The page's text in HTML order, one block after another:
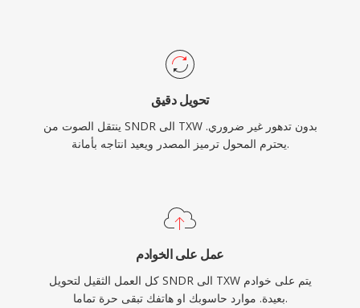
تحويل دقيق
ينتقل الصوت من SNDR الى TXW بدون تدهور غير ضروري.
يحترم المحول ترميز المصدر ويعيد انتاجه بأمانة.
عمل على الخوادم
كل العمل الثقيل لتحويل SNDR الى TXW يتم على خوادم
بعيدة. موارد حاسوبك او هاتفك تبقى حرة تماما.